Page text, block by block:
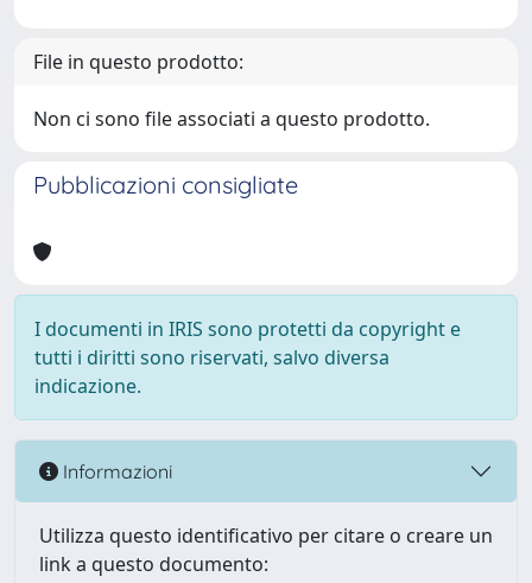
File in questo prodotto:
Non ci sono file associati a questo prodotto.
Pubblicazioni consigliate
I documenti in IRIS sono protetti da copyright e
tutti i diritti sono riservati, salvo diversa
indicazione.
Informazioni
Utilizza questo identificativo per citare o creare un
link a questo documento: